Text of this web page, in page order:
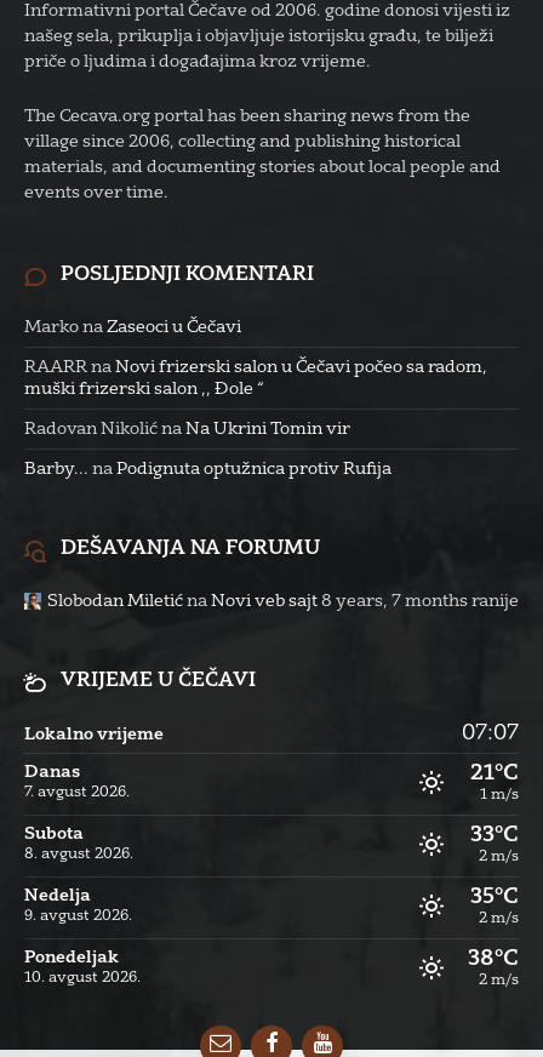
Informativni portal Čečave od 2006. godine donosi vijesti iz
našeg sela, prikuplja i objavljuje istorijsku građu, te bilježi
priče o ljudima i događajima kroz vrijeme.
The Cecava.org portal has been sharing news from the
village since 2006, collecting and publishing historical
materials, and documenting stories about local people and
events over time.
POSLJEDNJI KOMENTARI
Marko na Zaseoci u Čečavi
RAARR na Novi frizerski salon u Čečavi počeo sa radom,
muški frizerski salon ,, Đole “
Radovan Nikolić na Na Ukrini Tomin vir
Barby... na Podignuta optužnica protiv Rufija
DEŠAVANJA NA FORUMU
Slobodan Miletić na Novi veb sajt 8 years, 7 months ranije
VRIJEME U ČEČAVI
Lokalno vrijeme 07:07
Danas
7. avgust 2026.
21°C
1 m/s
Subota
8. avgust 2026.
33°C
2 m/s
Nedelja
9. avgust 2026.
35°C
2 m/s
Ponedeljak
10. avgust 2026.
38°C
2 m/s
EmailFacebookYouTube